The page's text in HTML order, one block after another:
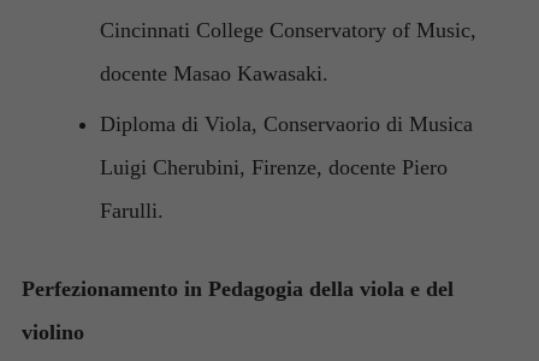
Cincinnati College Conservatory of Music,
docente Masao Kawasaki.
Diploma di Viola, Conservaorio di Musica
Luigi Cherubini, Firenze, docente Piero
Farulli.
Perfezionamento in Pedagogia della viola e del
violino